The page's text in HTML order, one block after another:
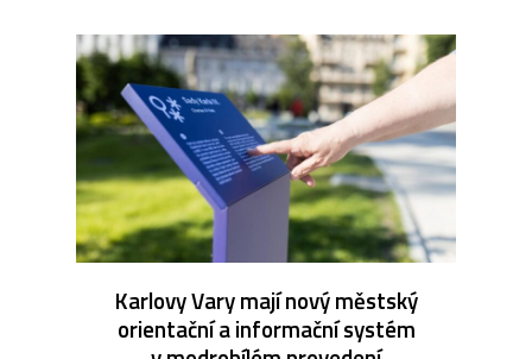
Karlovy Vary mají nový městský
orientační a informační systém